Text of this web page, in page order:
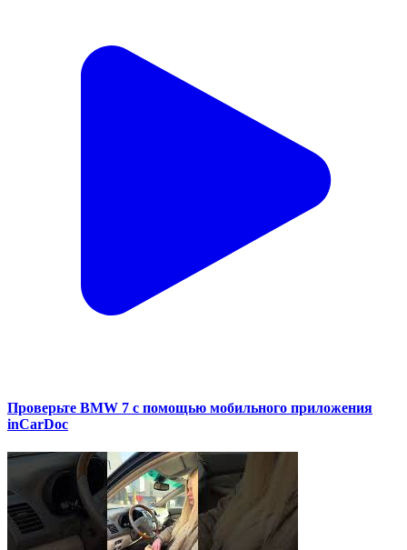
Проверьте BMW 7 с помощью мобильного приложения
inCarDoc